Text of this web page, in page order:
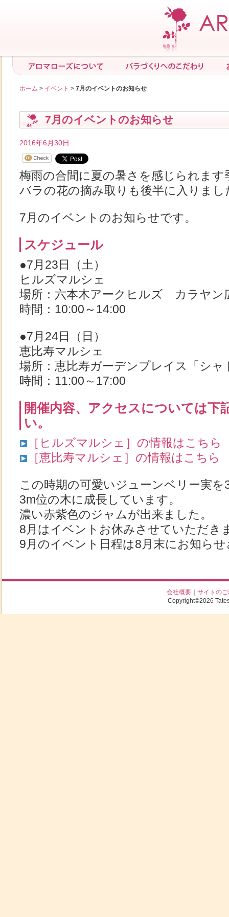
ホーム > イベント > 7月のイベントのお知らせ
7月のイベントのお知らせ
2016年6月30日
梅雨の合間に夏の暑さを感じられま
バラの花の摘み取りも後半に入りまし
7月のイベントのお知らせです。
スケジュール
●7月23日（土）
ヒルズマルシェ
場所：六本木アークヒルズ カラヤン
時間：10:00～14:00
●7月24日（日）
恵比寿マルシェ
場所：恵比寿ガーデンプレイス「シャ
時間：11:00～17:00
開催内容、アクセスについては下
い。
［ヒルズマルシェ］の情報はこちら
［恵比寿マルシェ］の情報はこちら
この時期の可愛いジューンベリー実
3m位の木に成長しています。
濃い赤紫色のジャムが出来ました。
8月はイベントお休みさせていただき
9月のイベント日程は8月末にお知ら
会社概要
サイトの
Copyright©2026